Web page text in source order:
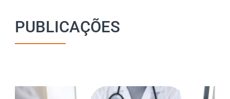
PUBLICAÇÕES